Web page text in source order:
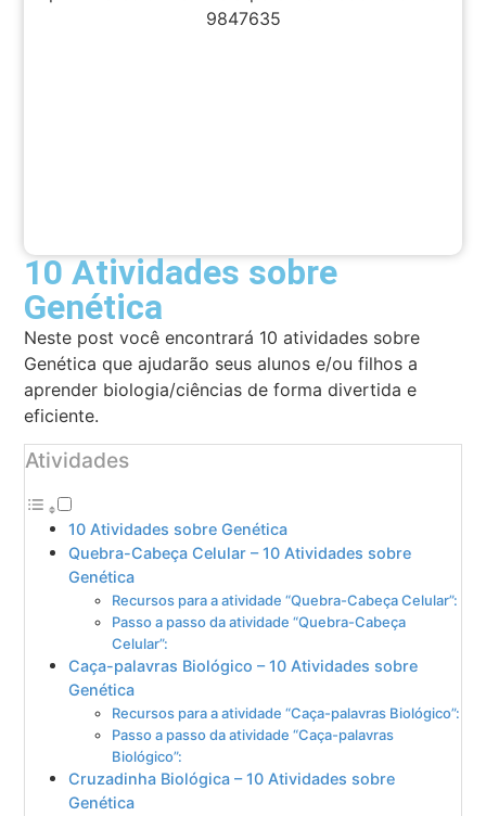
10 Atividades sobre
Genética
Neste post você encontrará 10 atividades sobre
Genética que ajudarão seus alunos e/ou filhos a
aprender biologia/ciências de forma divertida e
eficiente.
Atividades
10 Atividades sobre Genética
Quebra-Cabeça Celular – 10 Atividades sobre
Genética
Recursos para a atividade “Quebra-Cabeça Celular”:
Passo a passo da atividade “Quebra-Cabeça
Celular”:
Caça-palavras Biológico – 10 Atividades sobre
Genética
Recursos para a atividade “Caça-palavras Biológico”:
Passo a passo da atividade “Caça-palavras
Biológico”:
Cruzadinha Biológica – 10 Atividades sobre
Genética